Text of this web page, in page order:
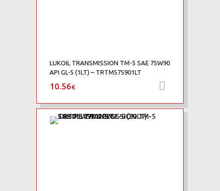
LUKOIL TRANSMISSION TM-5 SAE 75W90
API GL-5 (1LT) – TRTM575901LT
10.56€